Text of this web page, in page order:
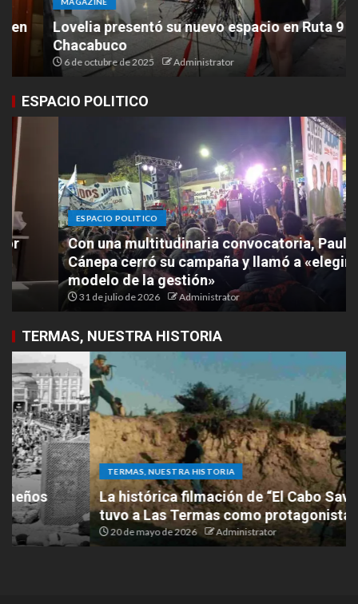
MAGAZINE
Lovelia presentó su nuevo espacio en Ruta 9 y
Chacabuco
6 de octubre de 2025 Administrator
ESPACIO POLITICO
ESPACIO POLITICO
Con una multitudinaria convocatoria, Paula
Cánepa cerró su campaña y llamó a «elegir el
modelo de la gestión»
31 de julio de 2026 Administrator
TERMAS, NUESTRA HISTORIA
TERMAS, NUESTRA HISTORIA
La histórica filmación de “El Cabo Savino” que
tuvo a Las Termas como protagonista
20 de mayo de 2026 Administrator